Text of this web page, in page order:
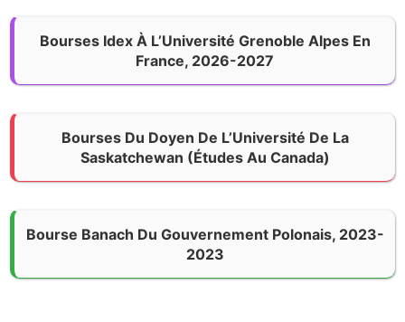
Bourses Idex À L’Université Grenoble Alpes En
France, 2026-2027
Bourses Du Doyen De L’Université De La
Saskatchewan (Études Au Canada)
Bourse Banach Du Gouvernement Polonais, 2023-
2023